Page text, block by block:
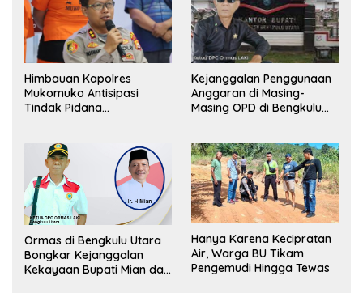
Himbauan Kapolres
Mukomuko Antisipasi
Tindak Pidana
Kejanggalan Penggunaan
Anggaran di Masing-
Masing OPD di Bengkulu
Ormas di Bengkulu Utara
Bongkar Kejanggalan
Kekayaan Bupati Mian dan
Hanya Karena Kecipratan
Air, Warga BU Tikam
Pengemudi Hingga Tewas